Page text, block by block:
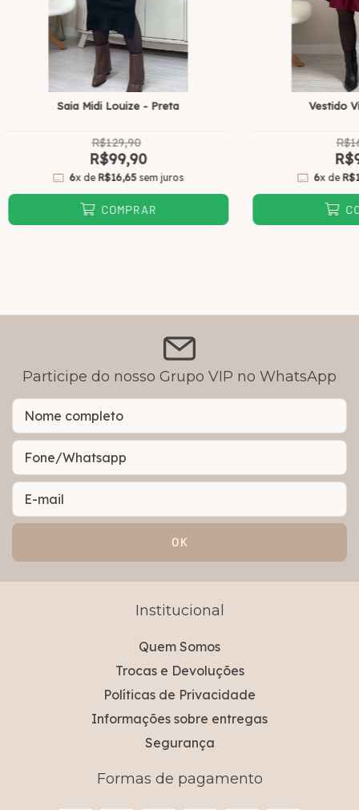
Saia Midi Louize - Preta
R$129,90
R$99,90
6x de R$16,65sem juros
COMPRAR
Vestido
6x de
Participe do nosso Grupo VIP no WhatsApp
Institucional
Quem Somos
Trocas e Devoluções
Políticas de Privacidade
Informações sobre entregas
Segurança
Formas de pagamento